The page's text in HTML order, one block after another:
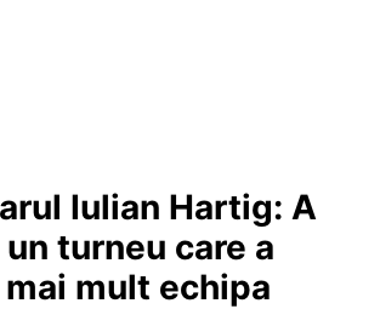
Iulian Hartig: A
turneu care a
mult echipa